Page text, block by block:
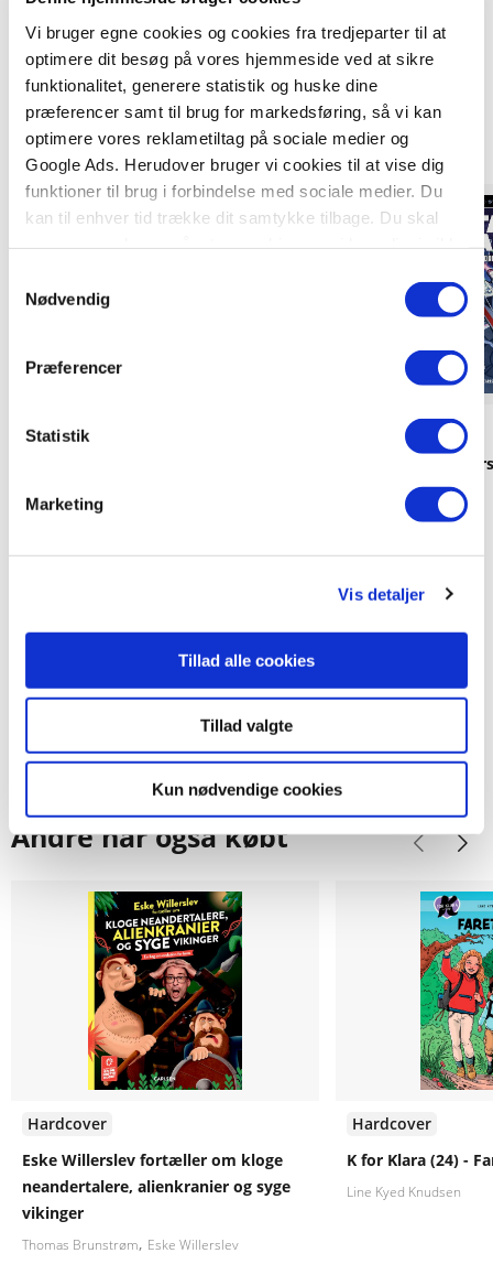
Vi bruger egne cookies og cookies fra tredjeparter til at
optimere dit besøg på vores hjemmeside ved at sikre
funktionalitet, generere statistik og huske dine
præferencer samt til brug for markedsføring, så vi kan
optimere vores reklametiltag på sociale medier og
Google Ads. Herudover bruger vi cookies til at vise dig
funktioner til brug i forbindelse med sociale medier. Du
kan til enhver tid trække dit samtykke tilbage. Du skal
tilbagetrækker et samtykke.
Nødvendig
Præferencer
Statistik
Marketing
Vis detaljer
Tillad alle cookies
Tillad valgte
Kun nødvendige cookies
Titler i serien
Hardcover
Hardcover
Læs med Star
79,95 KR.
Andre har også købt
Hardcover
Eske Willerslev fortæller om kloge
neandertalere, alienkranier og syge
vikinger
Thomas Brunstrøm Eske Willerslev
Hardcover
K for Klara (24) -
Line Kyed Knudsen